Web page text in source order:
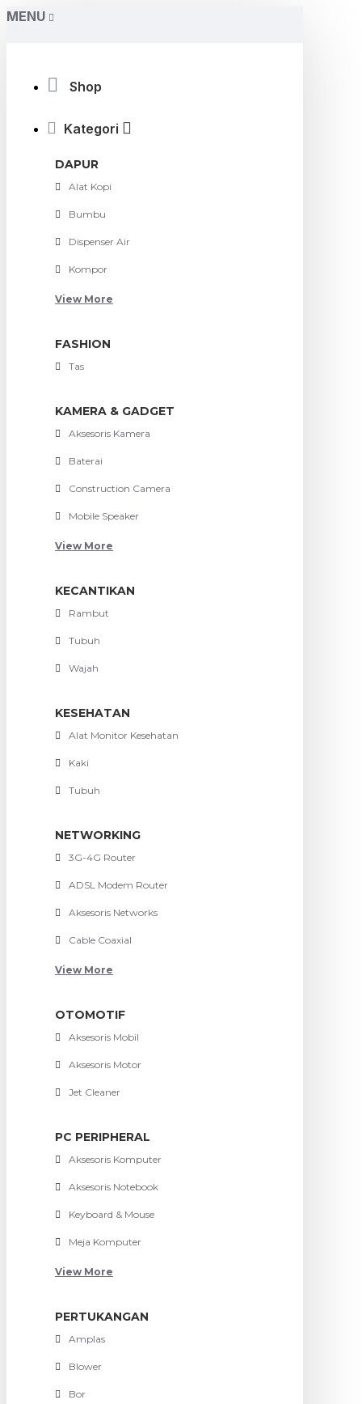
MENU
Shop
Kategori
DAPUR
Alat Kopi
Bumbu
Dispenser Air
Kompor
View More
FASHION
Tas
KAMERA & GADGET
Aksesoris Kamera
Baterai
Construction Camera
Mobile Speaker
View More
KECANTIKAN
Rambut
Tubuh
Wajah
KESEHATAN
Alat Monitor Kesehatan
Kaki
Tubuh
NETWORKING
3G-4G Router
ADSL Modem Router
Aksesoris Networks
Cable Coaxial
View More
OTOMOTIF
Aksesoris Mobil
Aksesoris Motor
Jet Cleaner
PC PERIPHERAL
Aksesoris Komputer
Aksesoris Notebook
Keyboard & Mouse
Meja Komputer
View More
PERTUKANGAN
Amplas
Blower
Bor